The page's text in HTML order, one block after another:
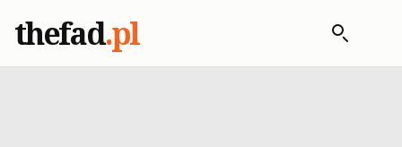
thefad.pl